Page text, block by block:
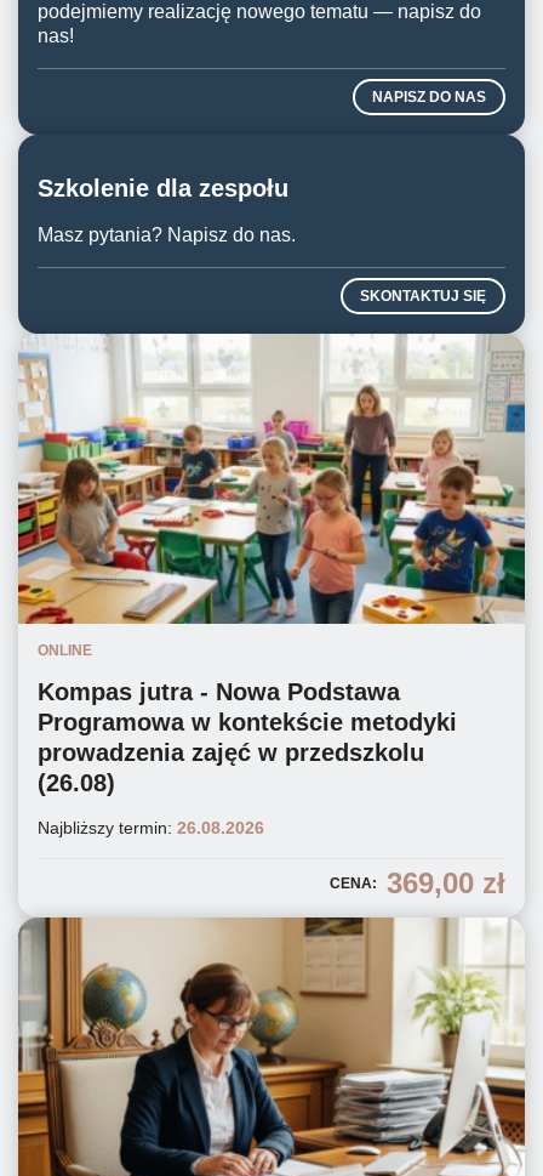
ONLINE
Kompas jutra - Nowa Podstawa
Programowa w kontekście metodyki
prowadzenia zajęć w przedszkolu
(26.08)
Najbliższy termin: 26.08.2026
CENA: 369,00 zł
podejmiemy realizację nowego tematu — napisz do
nas!
NAPISZ DO NAS
Szkolenie dla zespołu
Masz pytania? Napisz do nas.
SKONTAKTUJ SIĘ